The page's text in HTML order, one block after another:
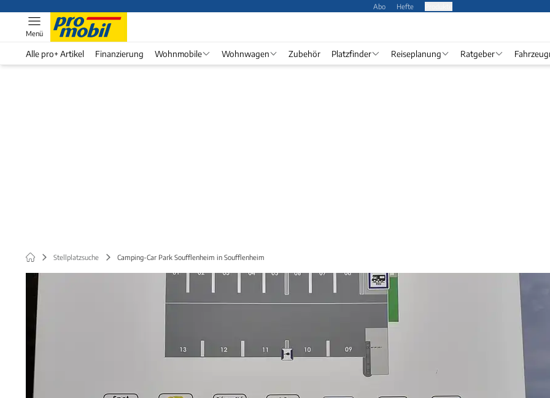
Abo Hefte
Menü
Alle pro+ Artikel Finanzierung Wohnmobile Wohnwagen Zubehör Platzfinder Reiseplanung Ratgeber
Stellplatzsuche Camping-Car Park Soufflenheim in Soufflenheim